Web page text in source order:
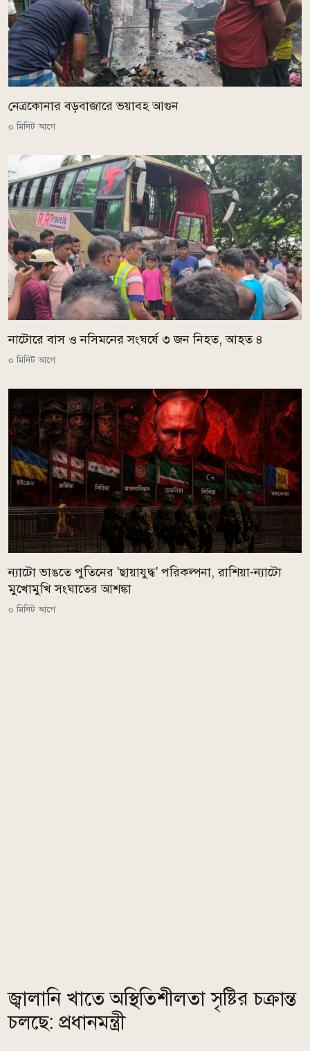
নেত্রকোনার বড়বাজারে ভয়াবহ আগুন
০ মিনিট আগে
নাটোরে বাস ও নসিমনের সংঘর্ষে ৩ জন নিহত, আহত ৪
০ মিনিট আগে
ন্যাটো ভাঙতে পুতিনের 'ছায়াযুদ্ধ' পরিকল্পনা, রাশিয়া-ন্যাটো
মুখোমুখি সংঘাতের আশঙ্কা
০ মিনিট আগে
জ্বালানি খাতে অস্থিতিশীলতা সৃষ্টির চক্রান্ত
চলছে: প্রধানমন্ত্রী